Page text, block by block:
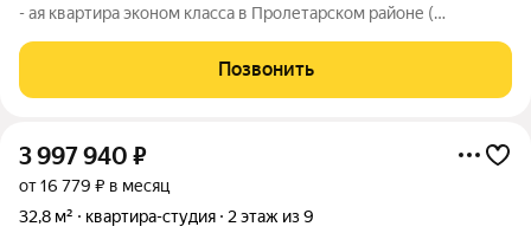
- ая квартира эконом класса в Пролетарском районе (
к заселению, ключ в день сделки. - Брежневская серия, газ, без
колонки - Два
Позвонить
3 997 940 ₽
от 16 779 ₽ в месяц
32,8 м²
квартира-студия 2 этаж из 9